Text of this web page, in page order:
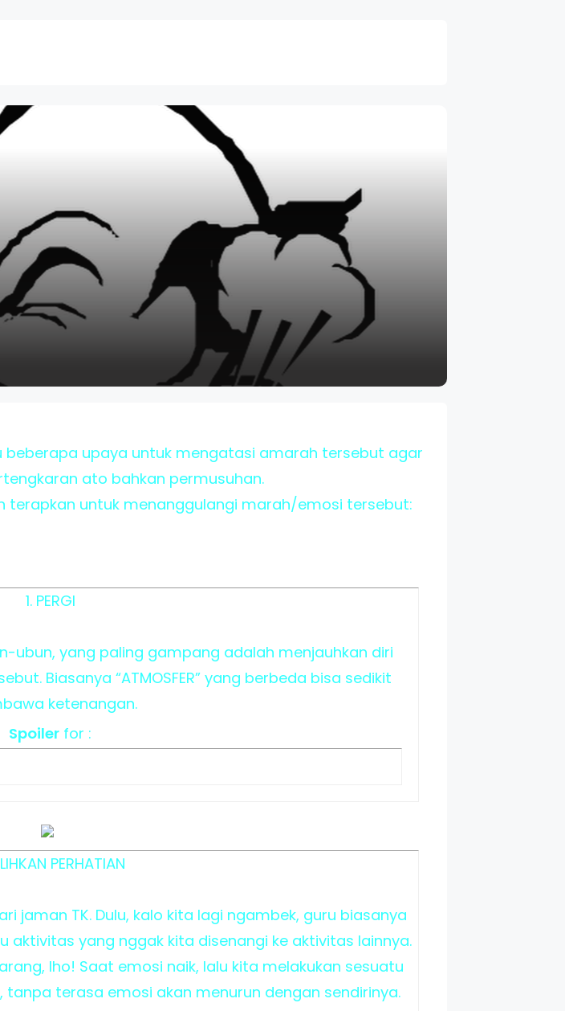
upaya untuk mengatasi amarah tersebut agar
ato bahkan permusuhan.
terapkan untuk menanggulangi marah/emosi tersebut:
1. PERGI
ubun, yang paling gampang adalah menjauhkan diri
Biasanya “ATMOSFER” yang berbeda bisa sedikit
ketenangan.
Spoiler for :
PERHATIAN
jaman TK. Dulu, kalo kita lagi ngambek, guru biasanya
yang nggak kita disenangi ke aktivitas lainnya.
lho! Saat emosi naik, lalu kita melakukan sesuatu
terasa emosi akan menurun dengan sendirinya.